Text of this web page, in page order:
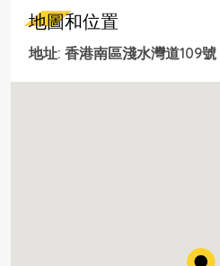
地圖和位置
地址: 香港南區淺水灣道109號